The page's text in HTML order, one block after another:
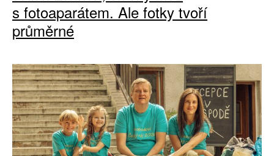
s fotoaparátem. Ale fotky tvoří
průměrné